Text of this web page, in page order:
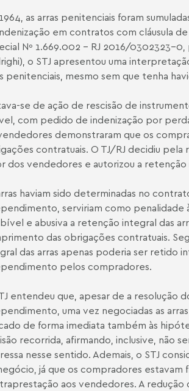
as arras penitenciais foram
em contratos com cláusula
Nº 1.669.002 – RJ 2016/0302323-
o STJ apresentou uma
penitenciais, mesmo sem que tenha
se de ação de rescisão de
com pedido de indenização por
demonstraram que os
contratuais. O TJ/RJ decidiu
dos vendedores e autorizou a retenção
haviam sido determinadas no
serviriam como
e abusiva a retenção integral das
das obrigações contratuais.
das arras apenas poderia ser
pelos compradores.
entendeu que, apesar de a
uma vez negociadas as
de forma imediata também às
recorrida, afirmando, inclusive, não
nesse sentido. Ademais, o STJ
já que os compradores estavam
aos vendedores. A redução